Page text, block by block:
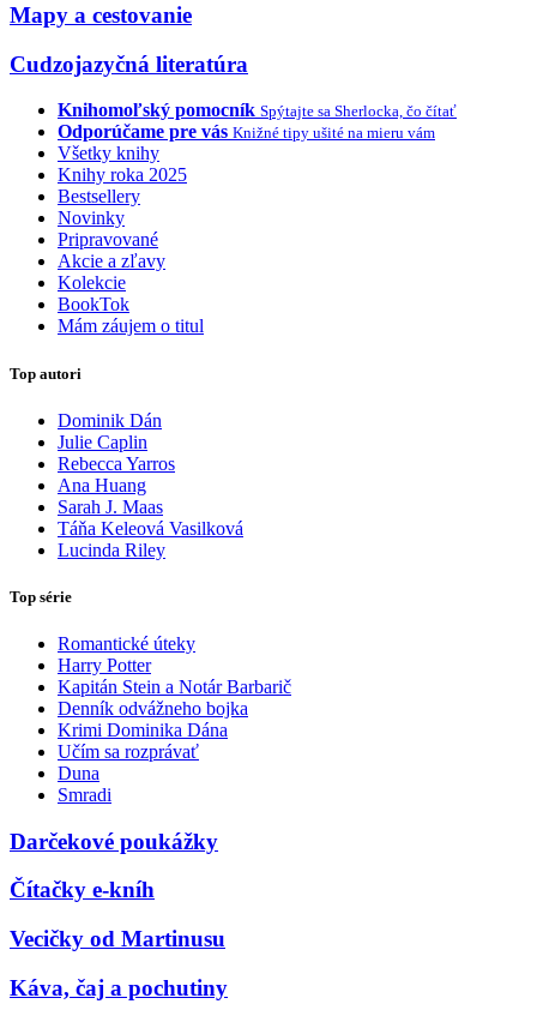
Mapy a cestovanie
Cudzojazyčná literatúra
Knihomoľský pomocník Spýtajte sa Sherlocka, čo čítať
Odporúčame pre vás Knižné tipy ušité na mieru vám
Všetky knihy
Knihy roka 2025
Bestsellery
Novinky
Pripravované
Akcie a zľavy
Kolekcie
BookTok
Mám záujem o titul
Top autori
Dominik Dán
Julie Caplin
Rebecca Yarros
Ana Huang
Sarah J. Maas
Táňa Keleová Vasilková
Lucinda Riley
Top série
Romantické úteky
Harry Potter
Kapitán Stein a Notár Barbarič
Denník odvážneho bojka
Krimi Dominika Dána
Učím sa rozprávať
Duna
Smradi
Darčekové poukážky
Čítačky e-kníh
Vecičky od Martinusu
Káva, čaj a pochutiny